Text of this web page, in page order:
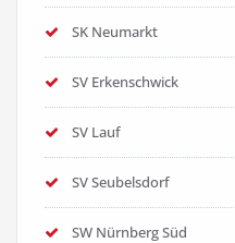
SK Neumarkt
SV Erkenschwick
SV Lauf
SV Seubelsdorf
SW Nürnberg Süd